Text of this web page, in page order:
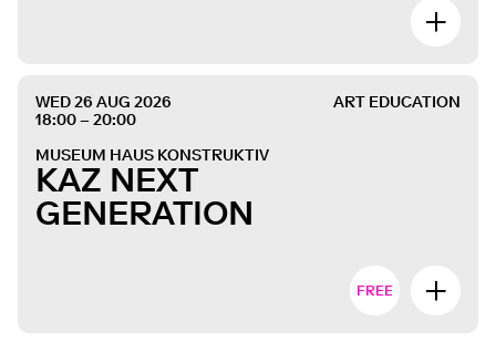
WED 26 AUG 2026
18:00 – 20:00
ART EDUCATION
MUSEUM HAUS KONSTRUKTIV
KAZ NEXT
GENERATION
FREE